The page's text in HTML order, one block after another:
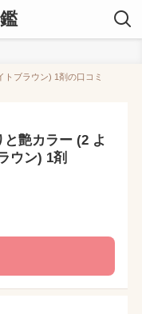
ブラウン) 1剤の口コミ
艶カラー (2 よ
ウン) 1剤